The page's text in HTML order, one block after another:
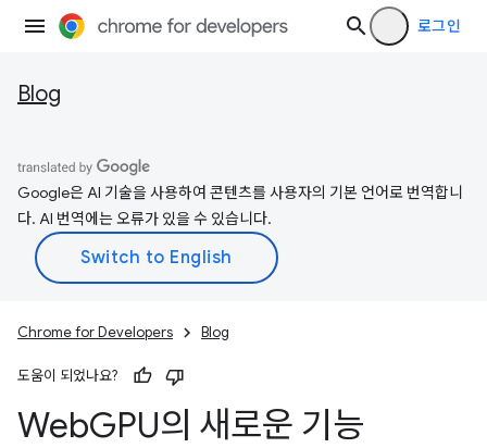
로그인
Blog
Google은 AI 기술을 사용하여 콘텐츠를 사용자의 기본 언어로 번역합니
다. AI 번역에는 오류가 있을 수 있습니다.
Chrome for Developers Blog
도움이 되었나요?
WebGPU의 새로운 기능